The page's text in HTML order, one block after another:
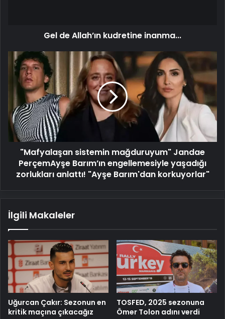
Gel de Allah’ın kudretine inanma...
"Mafyalaşan
sistemin
mağduruyum"
Jandae
PerçemAyşe
Barım’ın
engellemesiyle
yaşadığı
zorlukları
anlattı!
"Ayşe
Barım'dan
"Mafyalaşan sistemin mağduruyum" Jandae
PerçemAyşe Barım’ın engellemesiyle yaşadığı
zorlukları anlattı! "Ayşe Barım'dan korkuyorlar"
İlgili Makaleler
Uğurcan Çakır: Sezonun en
kritik maçına çıkacağız
TOSFED, 2025 sezonuna
Ömer Tolon adını verdi